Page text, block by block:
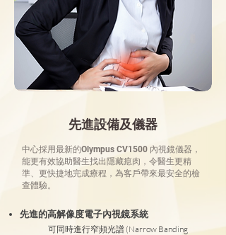
​先進設備及儀器
中心採用最新的Olympus CV1500 內視鏡儀器，
能更有效協助醫生找出隱藏瘜肉，令醫生更精
準、更快捷地完成療程，為客戶帶來最安全的檢
查體驗。
先進的高解像度電子內視鏡系統
可同時進行窄頻光譜 (Narrow Banding